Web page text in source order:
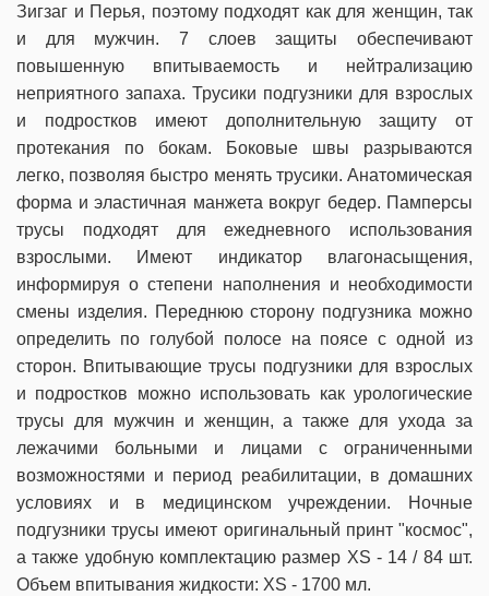
Зигзаг и Перья, поэтому подходят как для женщин, так
и для мужчин. 7 слоев защиты обеспечивают
повышенную впитываемость и нейтрализацию
неприятного запаха. Трусики подгузники для взрослых
и подростков имеют дополнительную защиту от
протекания по бокам. Боковые швы разрываются
легко, позволяя быстро менять трусики. Анатомическая
форма и эластичная манжета вокруг бедер. Памперсы
трусы подходят для ежедневного использования
взрослыми. Имеют индикатор влагонасыщения,
информируя о степени наполнения и необходимости
смены изделия. Переднюю сторону подгузника можно
определить по голубой полосе на поясе с одной из
сторон. Впитывающие трусы подгузники для взрослых
и подростков можно использовать как урологические
трусы для мужчин и женщин, а также для ухода за
лежачими больными и лицами с ограниченными
возможностями и период реабилитации, в домашних
условиях и в медицинском учреждении. Ночные
подгузники трусы имеют оригинальный принт "космос",
а также удобную комплектацию размер XS - 14 / 84 шт.
Объем впитывания жидкости: XS - 1700 мл.